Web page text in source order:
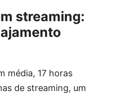
streaming:
média, 17 horas
de streaming, um